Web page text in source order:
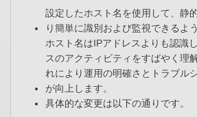
設定したホスト名を使用して、静
り簡単に識別および監視できるよ
ホスト名はIPアドレスよりも認識
スのアクティビティをすばやく理
れにより運用の明確さとトラブル
が向上します。​
具体的な変更は以下の通りです。​